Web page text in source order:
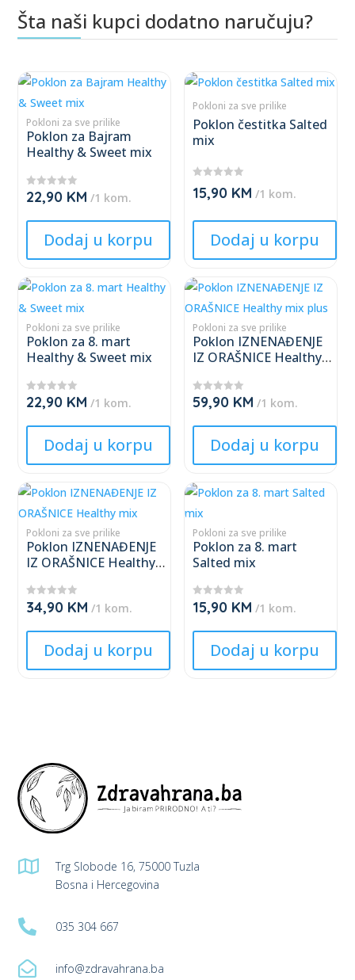
Šta naši kupci dodatno naručuju?
Pokloni za sve prilike
Poklon za Bajram
Healthy & Sweet mix
★
★
★
22,90 KM /1 kom.
This
product
has
multiple
The
options
may
on
the
product
page
Dodaj u korpu
Pokloni za sve prilike
Poklon čestitka Salted
mix
★
★
15,90 KM /1 kom.
This
product
has
multiple
variants.
The
options
may
on
the
product
page
Dodaj u korpu
Pokloni za sve prilike
Poklon za 8. mart
Healthy & Sweet mix
★
★
★
22,90 KM /1 kom.
This
product
has
multiple
The
options
may
on
the
product
page
Dodaj u korpu
Pokloni za sve prilike
Poklon IZNENAĐENJE
IZ ORAŠNICE Healthy
★
★
★
59,90 KM /1 kom.
This
product
has
multiple
The
options
may
on
the
product
page
Dodaj u korpu
Pokloni za sve prilike
Poklon IZNENAĐENJE
IZ ORAŠNICE Healthy
★
★
★
34,90 KM /1 kom.
This
product
has
multiple
The
options
may
Dodaj u korpu
Pokloni za sve prilike
Poklon za 8. mart
Salted mix
★
★
★
15,90 KM /1 kom.
This
product
has
multiple
The
options
may
Dodaj u korpu

Trg Slobode 16, 75000 Tuzla
Bosna i Hercegovina
 035 304 667
 info@zdravahrana.ba